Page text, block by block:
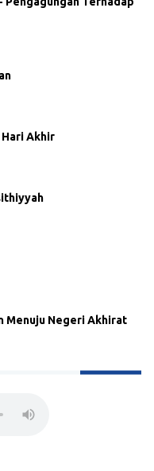
Hari Akhir
Menuju Negeri Akhirat